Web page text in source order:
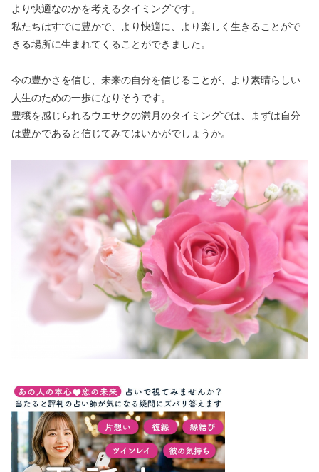
より快適なのかを考えるタイミングです。
私たちはすでに豊かで、より快適に、より楽しく生きることがで
きる場所に生まれてくることができました。
今の豊かさを信じ、未来の自分を信じることが、より素晴らしい
人生のための一歩になりそうです。
豊穣を感じられるウエサクの満月のタイミングでは、まずは自分
は豊かであると信じてみてはいかがでしょうか。